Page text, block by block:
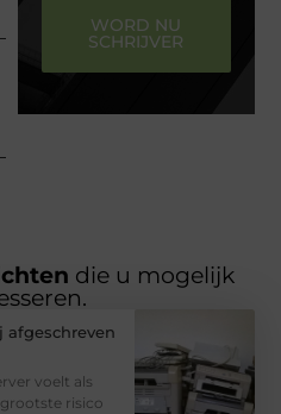
WORD NU
SCHRIJVER
die u mogelijk
voelt als
risico